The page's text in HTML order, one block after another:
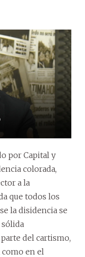
por Capital y
colorada,
a la
que todos los
la disidencia se
del cartismo,
en el